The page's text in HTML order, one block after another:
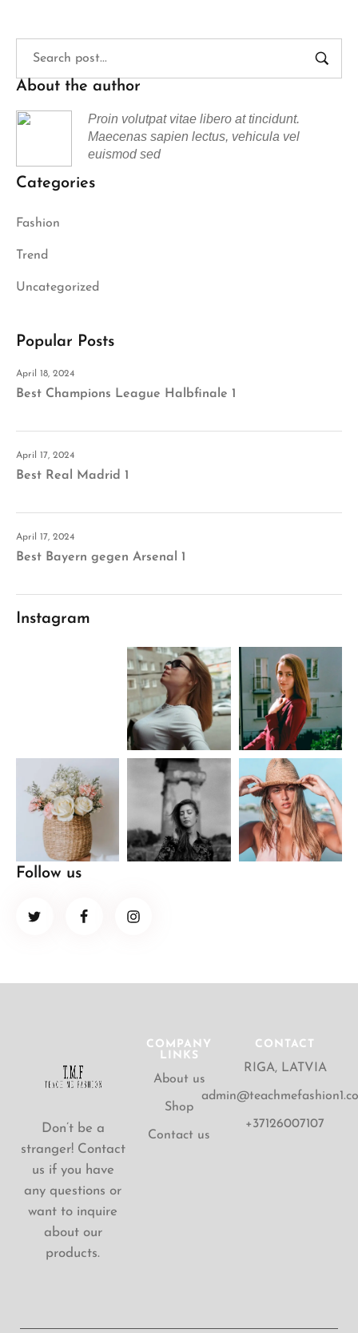
About the author
Proin volutpat vitae libero at tincidunt.
Maecenas sapien lectus, vehicula vel
euismod sed
Categories
Fashion
Trend
Uncategorized
Popular Posts
April 18, 2024
Best Champions League Halbfinale 1
April 17, 2024
Best Real Madrid 1
April 17, 2024
Best Bayern gegen Arsenal 1
Instagram
Follow us
Don’t be a
stranger! Contact
us if you have
any questions or
want to inquire
about our
products.
COMPANY
LINKS
About us
Shop
Contact us
CONTACT
RIGA, LATVIA
+37126007107